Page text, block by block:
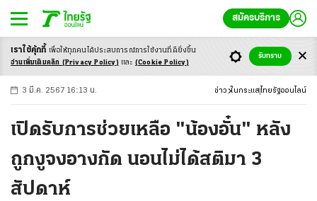
สมัครบริการ
-ก ก ก+
3 มี.ค. 2567 16:13 น. ข่าว ในกระแส ไทยรัฐออนไลน์
เปิดรับการช่วยเหลือ "น้องอั๋น" หลัง
ถูกงูจงอางกัด นอนไม่ได้สติมา 3
สัปดาห์
เราใช้คุ้กกี้ เพื่อให้ทุกคนได้ประสบการณ์การใช้งานที่ดียิ่งขึ้น
อ่านเพิ่มเติมคลิก (Privacy Policy) และ (Cookie Policy)
รับทราบ